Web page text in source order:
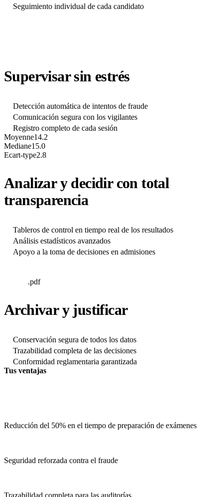
Seguimiento individual de cada candidato
Supervisar sin estrés
Detección automática de intentos de fraude
Comunicación segura con los vigilantes
Registro completo de cada sesión
Moyenne14.2
Mediane15.0
Ecart-type2.8
Analizar y decidir con total
transparencia
Tableros de control en tiempo real de los resultados
Análisis estadísticos avanzados
Apoyo a la toma de decisiones en admisiones
.pdf
Archivar y justificar
Conservación segura de todos los datos
Trazabilidad completa de las decisiones
Conformidad reglamentaria garantizada
Tus ventajas
Reducción del 50% en el tiempo de preparación de exámenes
Seguridad reforzada contra el fraude
Trazabilidad completa para las auditorías